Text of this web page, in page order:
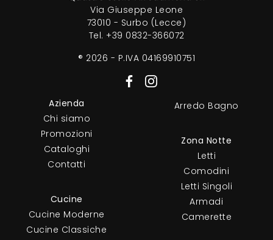
Via Giuseppe Leone
73010 - Surbo (Lecce)
Tel. +39 0832-366072
® 2026 - P.IVA 04169910751
Azienda
Chi siamo
Promozioni
Cataloghi
Contatti
Cucine
Cucine Moderne
Cucine Classiche
Arredo Bagno
Zona Notte
Letti
Comodini
Letti Singoli
Armadi
Camerette